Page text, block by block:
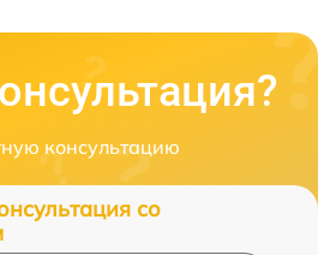
консультацию
со